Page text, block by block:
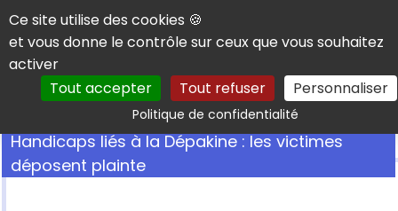
Panneau de gestion des cookies
Ce site utilise des cookies 🍪
et vous donne le contrôle sur ceux que vous souhaitez
activer
Tout accepter
Tout refuser Personnaliser
Politique de confidentialitéRechercher
Handicaps liés à la Dépakine : les victimes
déposent plainte